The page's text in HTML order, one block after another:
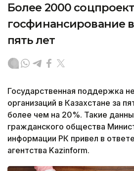
Более 2000
госфинансирование в
пять лет
Государственная поддержка
организаций в Казахстане за
более чем на 20%. Такие
гражданского общества
информации РК привел в
агентства Kazinform.